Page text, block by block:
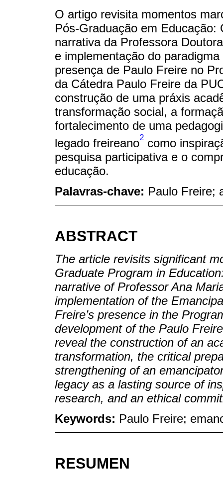
O artigo revisita momentos
Pós-Graduação em
narrativa da Professora
e implementação do
presença de Paulo Freire no
da Cátedra Paulo Freire da
construção de uma práxis
transformação social, a
fortalecimento de uma
legado freireano2 como
pesquisa participativa e o
educação.
Palavras-chave: Paulo Freire;
ABSTRACT
The article revisits significant
Graduate Program in
narrative of Professor Ana
implementation of the
Freire’s presence in the
development of the Paulo
reveal the construction of an
transformation, the critical
strengthening of an
legacy as a lasting source of
research, and an ethical
Keywords: Paulo Freire;
RESUMEN